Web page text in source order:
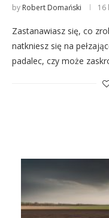
by Robert Domański 16
Zastanawiasz się, co
natkniesz się na
padalec, czy może